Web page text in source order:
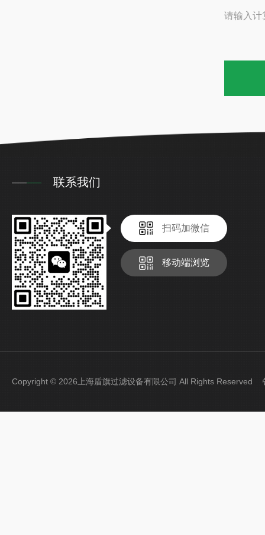
请输入计
联系我们
扫码加微信
移动端浏览
Copyright © 2026上海盾旗过滤设备有限公司 All Rights Reserved